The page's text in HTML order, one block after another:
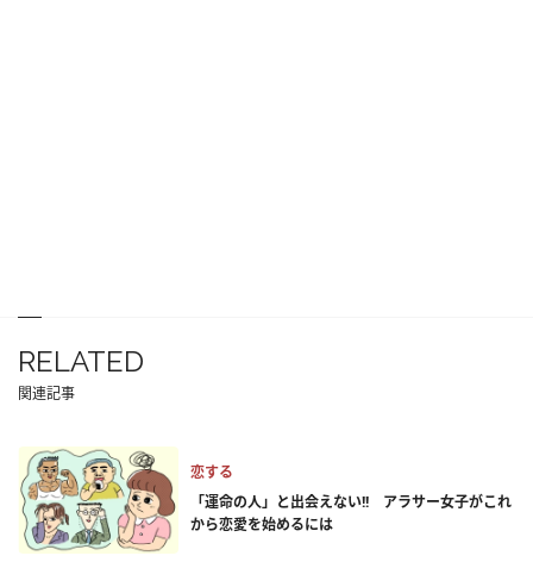
RELATED
関連記事
恋する
「運命の人」と出会えない!! アラサー女子がこれ
から恋愛を始めるには